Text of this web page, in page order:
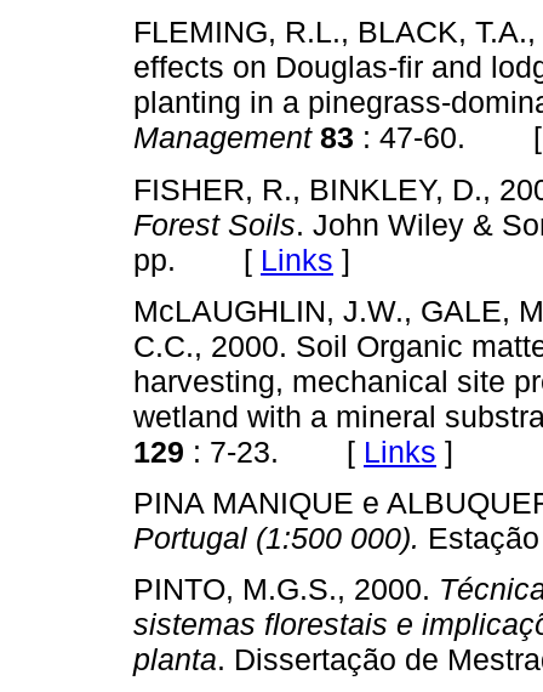
FLEMING, R.L., BLACK,
effects on Douglas-fir and
planting in a pinegrass-
Management 83 : 47-60.
FISHER, R., BINKLEY, D.,
Forest Soils. John Wiley &
pp. [ Links ]
McLAUGHLIN, J.W., GALE,
C.C., 2000. Soil Organic
harvesting, mechanical site
wetland with a mineral
129 : 7-23. [ Links ]
PINA MANIQUE e
Portugal (1:500 000).
PINTO, M.G.S., 2000.
sistemas florestais e
planta. Dissertação de